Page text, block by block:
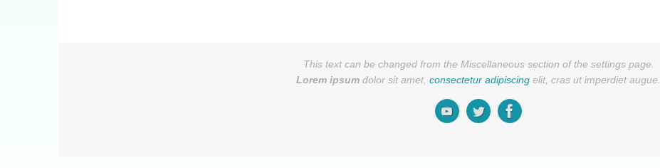
This text can be changed from the Miscellaneous section of the settings page.
Lorem ipsum dolor sit amet, consectetur adipiscing elit, cras ut imperdiet augue.